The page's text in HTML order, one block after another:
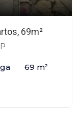
69m²
69 m²